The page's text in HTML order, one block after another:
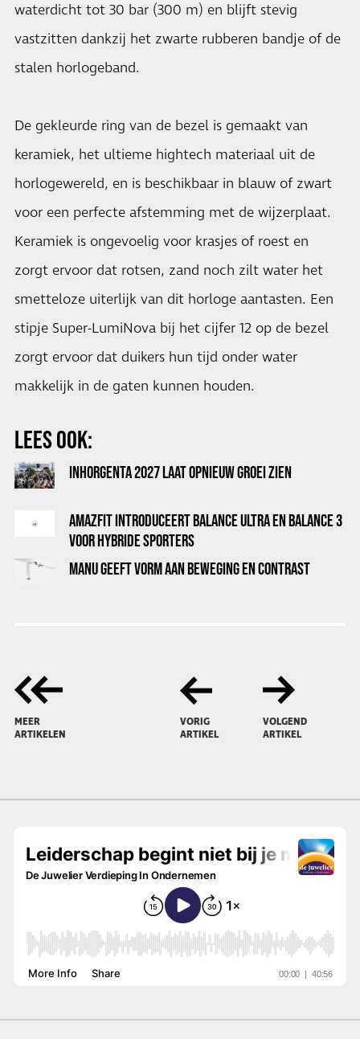
waterdicht tot 30 bar (300 m) en blijft stevig
vastzitten dankzij het zwarte rubberen bandje of de
stalen horlogeband.
De gekleurde ring van de bezel is gemaakt van
keramiek, het ultieme hightech materiaal uit de
horlogewereld, en is beschikbaar in blauw of zwart
voor een perfecte afstemming met de wijzerplaat.
Keramiek is ongevoelig voor krasjes of roest en
zorgt ervoor dat rotsen, zand noch zilt water het
smetteloze uiterlijk van dit horloge aantasten. Een
stipje Super-LumiNova bij het cijfer 12 op de bezel
zorgt ervoor dat duikers hun tijd onder water
makkelijk in de gaten kunnen houden.
LEES OOK:
INHORGENTA 2027 LAAT OPNIEUW GROEI ZIEN
AMAZFIT INTRODUCEERT BALANCE ULTRA EN BALANCE 3
VOOR HYBRIDE SPORTERS
MANU GEEFT VORM AAN BEWEGING EN CONTRAST
MEER
ARTIKELEN
VORIG
ARTIKEL
VOLGEND
ARTIKEL